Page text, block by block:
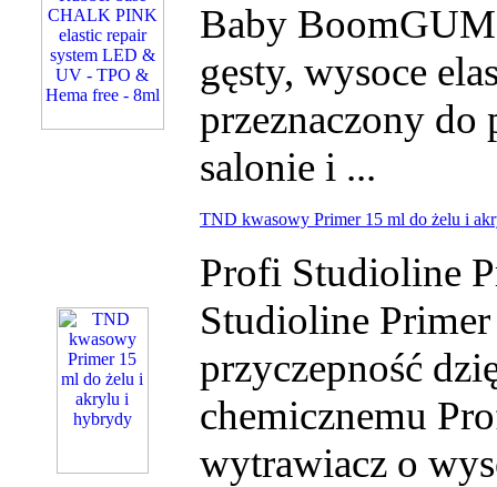
Baby
gęsty, wysoce
przeznaczony
salonie i ...
TND kwasowy Primer 15 ml do żelu i
Profi Studioline
Studioline
przyczepność
chemicznemu
wytrawiacz o